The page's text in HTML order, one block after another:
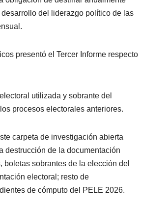
del liderazgo político de las
presentó el Tercer Informe respecto
utilizada y sobrante del
procesos electorales anteriores.
carpeta de investigación abierta
destrucción de la documentación
sobrantes de la elección del
electoral; resto de
de cómputo del PELE 2026.